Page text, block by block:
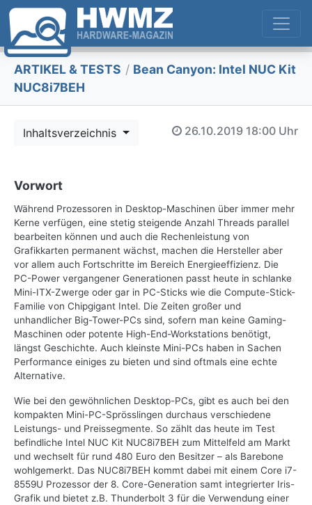
ARTIKEL & TESTS / Bean Canyon: Intel NUC Kit
NUC8i7BEH
Inhaltsverzeichnis 26.10.2019 18:00 Uhr
Vorwort
Während Prozessoren in Desktop-Maschinen über immer mehr
Kerne verfügen, eine stetig steigende Anzahl Threads parallel
bearbeiten können und auch die Rechenleistung von
Grafikkarten permanent wächst, machen die Hersteller aber
vor allem auch Fortschritte im Bereich Energieeffizienz. Die
PC-Power vergangener Generationen passt heute in schlanke
Mini-ITX-Zwerge oder gar in PC-Sticks wie die Compute-Stick-
Familie von Chipgigant Intel. Die Zeiten großer und
unhandlicher Big-Tower-PCs sind, sofern man keine Gaming-
Maschinen oder potente High-End-Workstations benötigt,
längst Geschichte. Auch kleinste Mini-PCs haben in Sachen
Performance einiges zu bieten und sind oftmals eine echte
Alternative.
Wie bei den gewöhnlichen Desktop-PCs, gibt es auch bei den
kompakten Mini-PC-Sprösslingen durchaus verschiedene
Leistungs- und Preissegmente. So zählt das heute im Test
befindliche Intel NUC Kit NUC8i7BEH zum Mittelfeld am Markt
und wechselt für rund 480 Euro den Besitzer – als Barebone
wohlgemerkt. Das NUC8i7BEH kommt dabei mit einem Core i7-
8559U Prozessor der 8. Core-Generation samt integrierter Iris-
Grafik und bietet z.B. Thunderbolt 3 für die Verwendung einer